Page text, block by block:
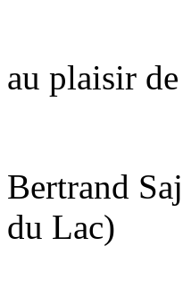
au plaisir
Bertrand
du Lac)